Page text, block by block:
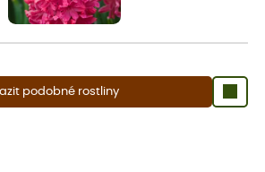
podobné rostliny